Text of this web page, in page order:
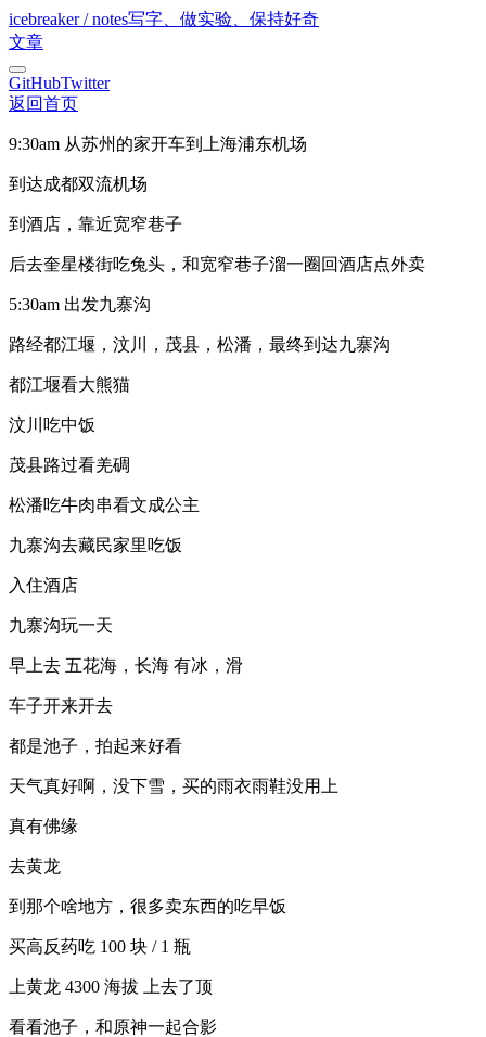
icebreaker / notes写字、做实验、保持好奇
文章
GitHubTwitter
返回首页
9:30am 从苏州的家开车到上海浦东机场
到达成都双流机场
到酒店，靠近宽窄巷子
后去奎星楼街吃兔头，和宽窄巷子溜一圈回酒店点外卖
5:30am 出发九寨沟
路经都江堰，汶川，茂县，松潘，最终到达九寨沟
都江堰看大熊猫
汶川吃中饭
茂县路过看羌碉
松潘吃牛肉串看文成公主
九寨沟去藏民家里吃饭
入住酒店
九寨沟玩一天
早上去 五花海，长海 有冰，滑
车子开来开去
都是池子，拍起来好看
天气真好啊，没下雪，买的雨衣雨鞋没用上
真有佛缘
去黄龙
到那个啥地方，很多卖东西的吃早饭
买高反药吃 100 块 / 1 瓶
上黄龙 4300 海拔 上去了顶
看看池子，和原神一起合影